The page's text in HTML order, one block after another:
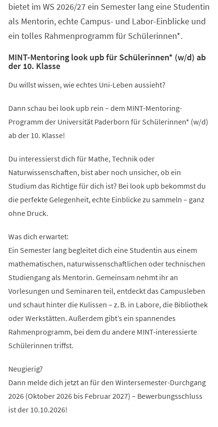
bietet im WS 2026/27 ein Semester lang eine Studentin
als Mentorin, echte Campus- und Labor-Einblicke und
ein tolles Rahmenprogramm für Schülerinnen*.
MINT-Mentoring look upb für Schülerinnen* (w/d) ab
der 10. Klasse
Du willst wissen, wie echtes Uni-Leben aussieht?
Dann schau bei look upb rein – dem MINT-Mentoring-
Programm der Universität Paderborn für Schülerinnen* (w/d)
ab der 10. Klasse!
Du interessierst dich für Mathe, Technik oder
Naturwissenschaften, bist aber noch unsicher, ob ein
Studium das Richtige für dich ist? Bei look upb bekommst du
die perfekte Gelegenheit, echte Einblicke zu sammeln – ganz
ohne Druck.
Was dich erwartet:
Ein Semester lang begleitet dich eine Studentin aus einem
mathematischen, naturwissenschaftlichen oder technischen
Studiengang als Mentorin. Gemeinsam nehmt ihr an
Vorlesungen und Seminaren teil, entdeckt das Campusleben
und schaut hinter die Kulissen – z. B. in Labore, die Bibliothek
oder Werkstätten. Außerdem gibt’s ein spannendes
Rahmenprogramm, bei dem du andere MINT-interessierte
Schülerinnen triffst.
Neugierig?
Dann melde dich jetzt an für den Wintersemester-Durchgang
2026 (Oktober 2026 bis Februar 2027) – Bewerbungsschluss
ist der 10.10.2026!